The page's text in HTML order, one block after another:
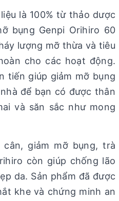
là 100% từ thảo dược
bụng Genpi Orihiro 60
lượng mỡ thừa và tiêu
cho các hoạt động.
tiến giúp giảm mỡ bụng
để bạn có được thân
và săn sắc như mong
cân, giảm mỡ bụng, trà
còn giúp chống lão
da. Sản phẩm đã được
khe và chứng minh an